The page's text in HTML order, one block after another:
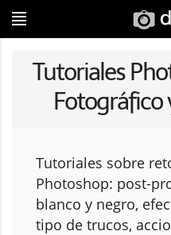
Tutoriales
Fotográfico
Tutoriales sobre
Photoshop: post-
blanco y negro,
tipo de trucos,